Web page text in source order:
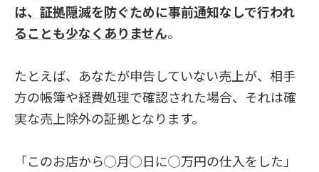
は、証拠隠滅を防ぐために事前通知なしで行われ
ることも少なくありません。
たとえば、あなたが申告していない売上が、相手
方の帳簿や経費処理で確認された場合、それは確
実な売上除外の証拠となります。
「このお店から◯月◯日に◯万円の仕入をした」